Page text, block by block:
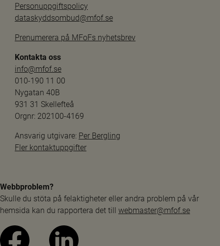
Personuppgiftspolicy
dataskyddsombud@mfof.se
Prenumerera på MFoFs nyhetsbrev
Kontakta oss
info@mfof.se
010-190 11 00
Nygatan 40B
931 31 Skellefteå
Orgnr: 202100-4169
Ansvarig utgivare: Per Bergling
Fler kontaktuppgifter
Webbproblem?
Skulle du stöta på felaktigheter eller andra problem på vår
hemsida kan du rapportera det till webmaster@mfof.se